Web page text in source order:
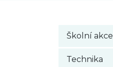
Školní akce
Technika